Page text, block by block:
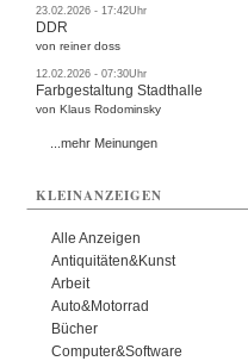
23.02.2026 - 17:42Uhr
DDR
von reiner doss
12.02.2026 - 07:30Uhr
Farbgestaltung Stadthalle
von Klaus Rodominsky
...mehr Meinungen
KLEINANZEIGEN
Alle Anzeigen
Antiquitäten&Kunst
Arbeit
Auto&Motorrad
Bücher
Computer&Software